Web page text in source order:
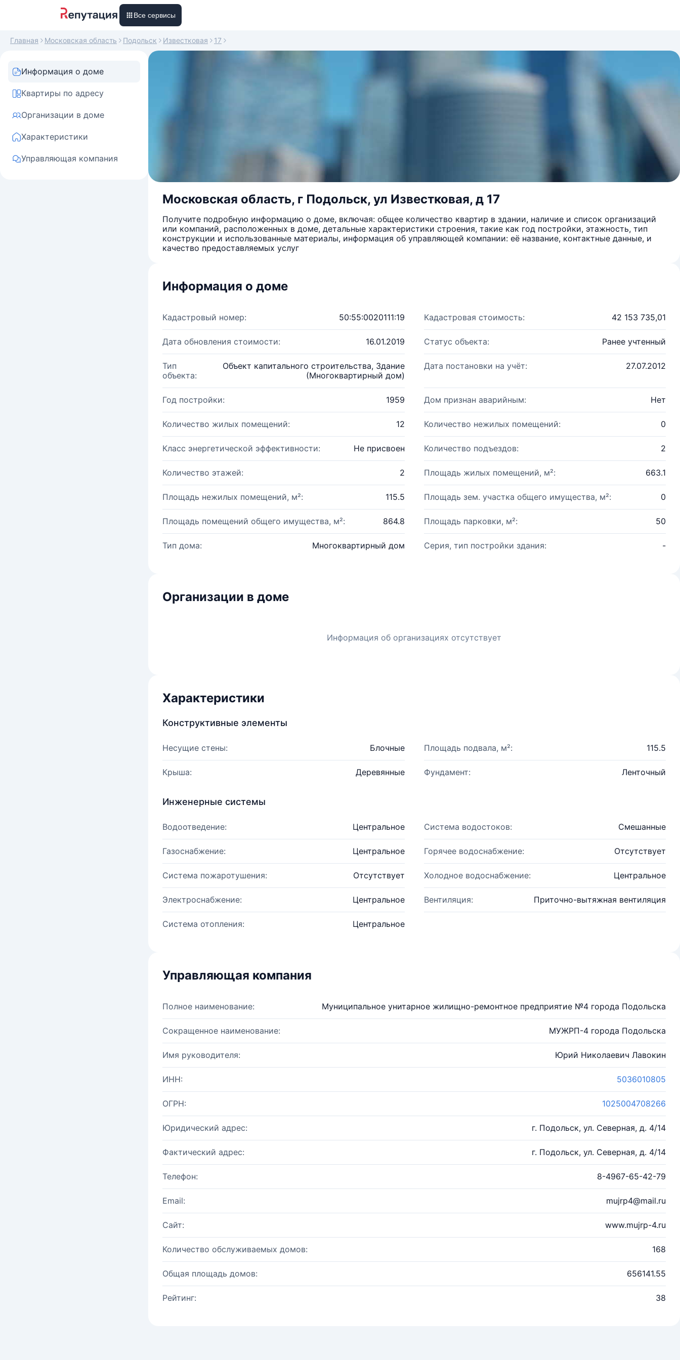
Все сервисы
Главная Московская область Подольск Известковая 17
Информация о доме
Квартиры по адресу
Организации в доме
Характеристики
Управляющая компания
Московская область, г Подольск, ул Известковая, д 17
Получите подробную информацию о доме, включая: общее количество квартир в здании, наличие и список организаций
или компаний, расположенных в доме, детальные характеристики строения, такие как год постройки, этажность, тип
конструкции и использованные материалы, информация об управляющей компании: её название, контактные данные, и
качество предоставляемых услуг
Информация о доме
Кадастровый номер: 50:55:0020111:19 Кадастровая стоимость: 42 153 735,01
Дата обновления стоимости: 16.01.2019 Статус объекта: Ранее учтенный
Тип
объекта:
Объект капитального строительства, Здание
(Многоквартирный дом)
Дата постановки на учёт: 27.07.2012
Год постройки: 1959 Дом признан аварийным: Нет
Количество жилых помещений: 12 Количество нежилых помещений: 0
Класс энергетической эффективности: Не присвоен Количество подъездов: 2
Количество этажей: 2 Площадь жилых помещений, м²: 663.1
Площадь нежилых помещений, м²: 115.5 Площадь зем. участка общего имущества, м²: 0
Площадь помещений общего имущества, м²: 864.8 Площадь парковки, м²: 50
Тип дома: Многоквартирный дом Серия, тип постройки здания: -
Организации в доме
Информация об организациях отсутствует
Характеристики
Конструктивные элементы
Несущие стены: Блочные Площадь подвала, м²: 115.5
Крыша: Деревянные Фундамент: Ленточный
Инженерные системы
Водоотведение: Центральное Система водостоков: Смешанные
Газоснабжение: Центральное Горячее водоснабжение: Отсутствует
Система пожаротушения: Отсутствует Холодное водоснабжение: Центральное
Электроснабжение: Центральное Вентиляция: Приточно-вытяжная вентиляция
Система отопления: Центральное
Управляющая компания
Полное наименование: Муниципальное унитарное жилищно-ремонтное предприятие №4 города Подольска
Сокращенное наименование: МУЖРП-4 города Подольска
Имя руководителя: Юрий Николаевич Лавокин
ИНН: 5036010805
ОГРН: 1025004708266
Юридический адрес: г. Подольск, ул. Северная, д. 4/14
Фактический адрес: г. Подольск, ул. Северная, д. 4/14
Телефон: 8-4967-65-42-79
Email: mujrp4@mail.ru
Сайт: www.mujrp-4.ru
Количество обслуживаемых домов: 168
Общая площадь домов: 656141.55
Рейтинг: 38